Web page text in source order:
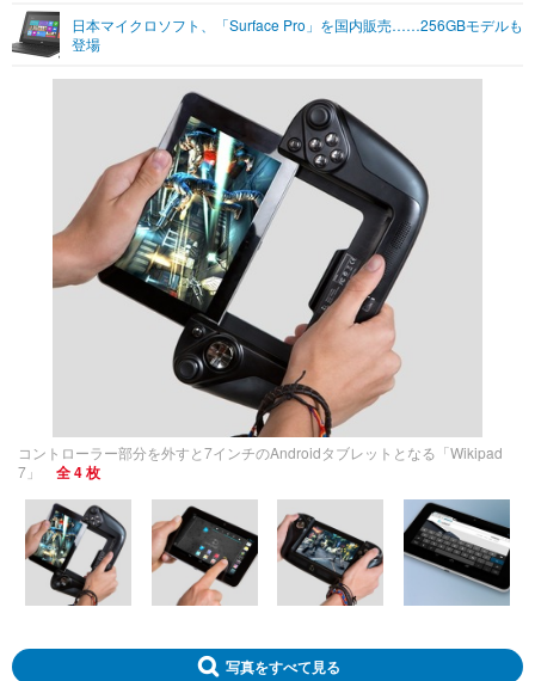
ショッピング その他
日本マイクロソフト、「Surface Pro」を国内販売……256GBモデルも
登場
コントローラー部分を外すと7インチのAndroidタブレットとなる「Wikipad
7」
全 4 枚
写真をすべて見る